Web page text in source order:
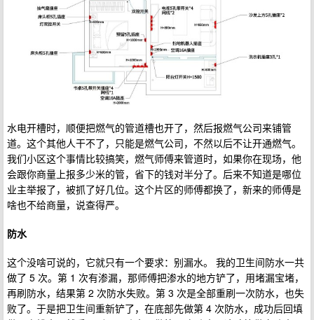
水电开槽时，顺便把燃气的管道槽也开了，然后报燃气公司来铺管
道。这个其他人干不了，只能是燃气公司，不然以后不让开通燃气。
我们小区这个事情比较搞笑，燃气师傅来管道时，如果你在现场，他
会跟你商量上报多少米的管，省下的钱对半分了。后来不知道是哪位
业主举报了，被抓了好几位。这个片区的师傅都换了，新来的师傅是
啥也不给商量，说查得严。
防水
这个没啥可说的，它就只有一个要求：别漏水。 我的卫生间防水一共
做了 5 次。第 1 次有渗漏，那师傅把渗水的地方铲了，用堵漏宝堵，
再刷防水，结果第 2 次防水失败。第 3 次是全部重刷一次防水，也失
败了。于是把卫生间重新铲了，在底部先做第 4 次防水，成功后回填